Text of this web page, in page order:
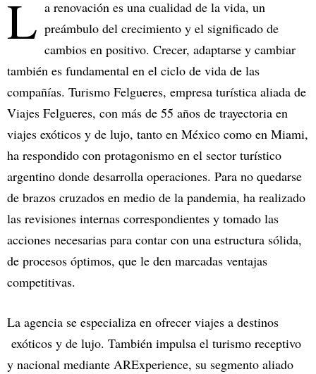
L a renovación es una cualidad de la vida, un
preámbulo del crecimiento y el significado de
cambios en positivo. Crecer, adaptarse y cambiar
también es fundamental en el ciclo de vida de las
compañías. Turismo Felgueres, empresa turística aliada de
Viajes Felgueres, con más de 55 años de trayectoria en
viajes exóticos y de lujo, tanto en México como en Miami,
ha respondido con protagonismo en el sector turístico
argentino donde desarrolla operaciones. Para no quedarse
de brazos cruzados en medio de la pandemia, ha realizado
las revisiones internas correspondientes y tomado las
acciones necesarias para contar con una estructura sólida,
de procesos óptimos, que le den marcadas ventajas
competitivas.
La agencia se especializa en ofrecer viajes a destinos
exóticos y de lujo. También impulsa el turismo receptivo
y nacional mediante ARExperience, su segmento aliado